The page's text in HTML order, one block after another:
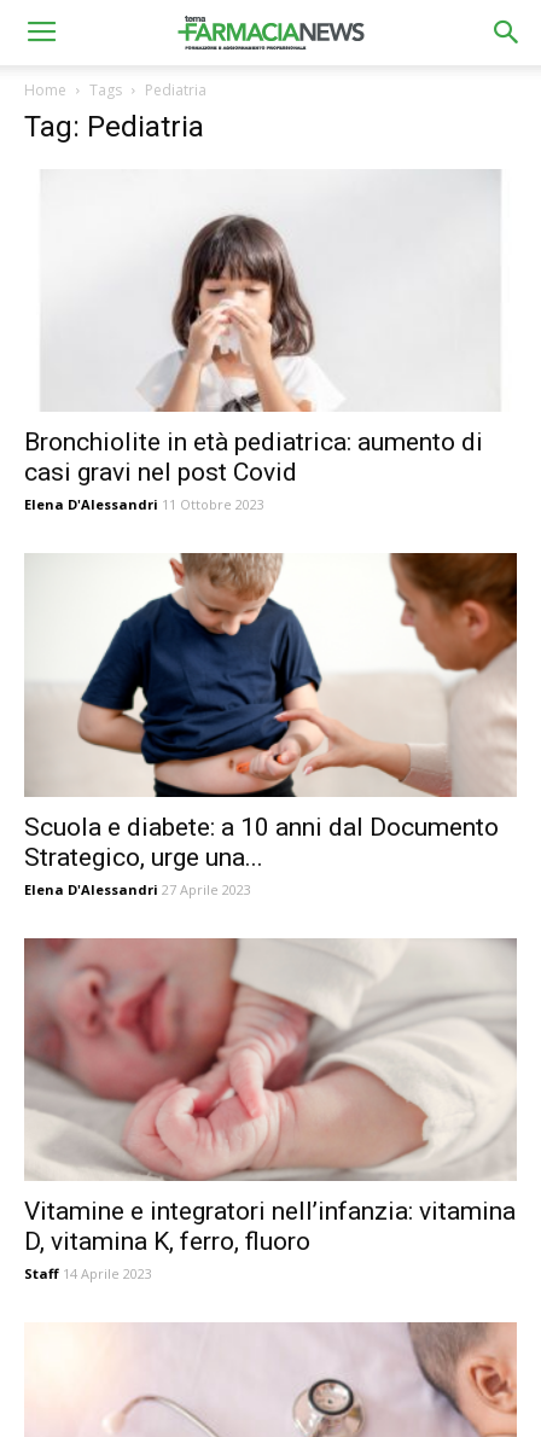
Home Tags Pediatria
Tag: Pediatria
Bronchiolite in età pediatrica: aumento di
casi gravi nel post Covid
Elena D'Alessandri 11 Ottobre 2023
Scuola e diabete: a 10 anni dal Documento
Strategico, urge una...
Elena D'Alessandri 27 Aprile 2023
Vitamine e integratori nell’infanzia: vitamina
D, vitamina K, ferro, fluoro
Staff 14 Aprile 2023